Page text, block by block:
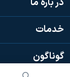
در باره ما
خدمات
گوناگون